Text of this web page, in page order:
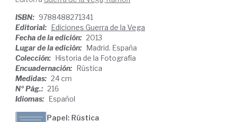
ISBN: 9788488271341
Editorial: Ediciones Guerra de la Vega
Fecha de la edición: 2013
Lugar de la edición: Madrid. España
Colección: Historia de la Fotografía
Encuadernación: Rústica
Medidas: 24 cm
Nº Pág.: 216
Idiomas: Español
Papel: Rústica